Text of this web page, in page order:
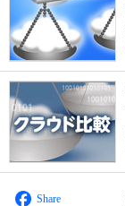
Share